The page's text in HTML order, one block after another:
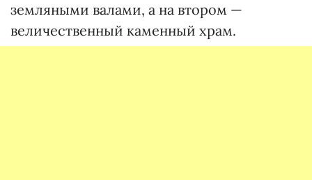
земляными валами, а на втором —
величественный каменный храм.